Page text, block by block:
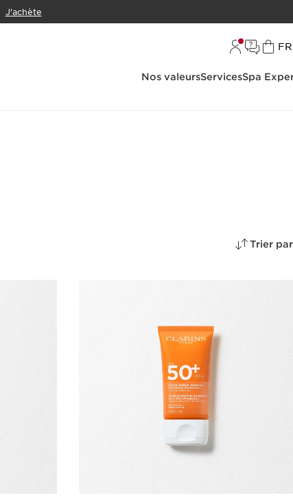
J'achète
FR
Nos valeursServicesSpa
Trier par